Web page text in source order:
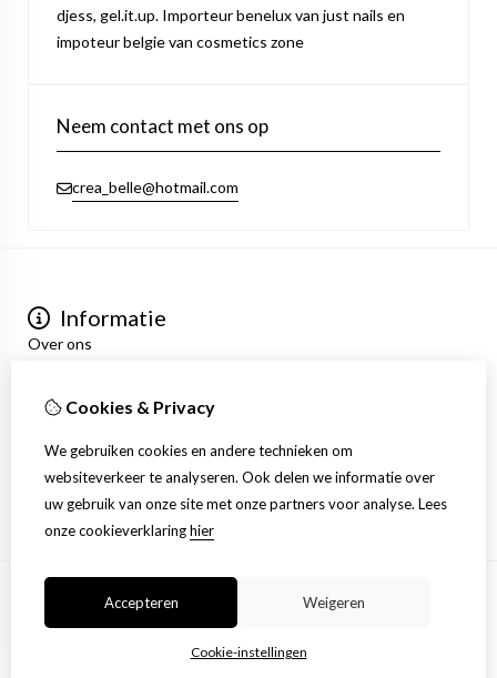
djess, gel.it.up. Importeur benelux van just nails en
impoteur belgie van cosmetics zone
Neem contact met ons op
crea_belle@hotmail.com
Informatie
Over ons
Algemene voorwaarden
Mijn account
Inloggen
Bestelhistorie
Verlanglijst
Nieuwsbrief
© Copyright 2026 |TSB
Cookies & Privacy
We gebruiken cookies en andere technieken om
websiteverkeer te analyseren. Ook delen we informatie over
uw gebruik van onze site met onze partners voor analyse. Lees
onze cookieverklaringhier
Accepteren Weigeren
Cookie-instellingen